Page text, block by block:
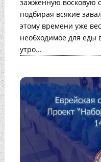
зажженную восковую
подбирая всякие
этому времени уже
необходимое для еды
утро...